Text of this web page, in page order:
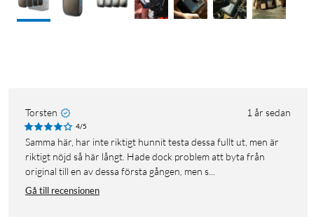
Torsten 1 år sedan
4/5
Samma här, har inte riktigt hunnit testa dessa fullt ut, men är
riktigt nöjd så här långt. Hade dock problem att byta från
original till en av dessa första gången, men s...
Gå till recensionen